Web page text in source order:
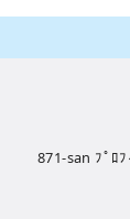
871-san ﾌﾟﾛ